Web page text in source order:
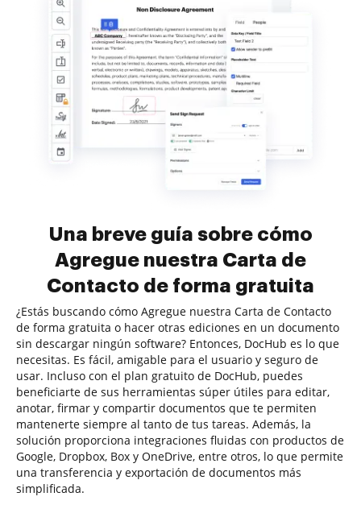
Una breve guía sobre cómo
Agregue nuestra Carta de
Contacto de forma gratuita
¿Estás buscando cómo Agregue nuestra Carta de Contacto
de forma gratuita o hacer otras ediciones en un documento
sin descargar ningún software? Entonces, DocHub es lo que
necesitas. Es fácil, amigable para el usuario y seguro de
usar. Incluso con el plan gratuito de DocHub, puedes
beneficiarte de sus herramientas súper útiles para editar,
anotar, firmar y compartir documentos que te permiten
mantenerte siempre al tanto de tus tareas. Además, la
solución proporciona integraciones fluidas con productos de
Google, Dropbox, Box y OneDrive, entre otros, lo que permite
una transferencia y exportación de documentos más
simplificada.